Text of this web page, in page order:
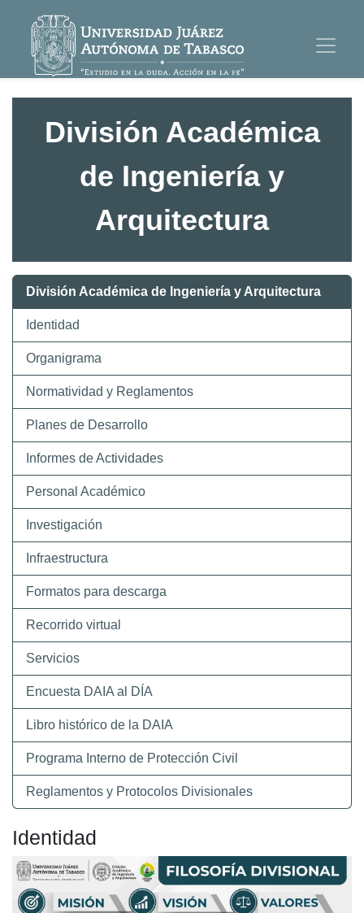
División Académica
de Ingeniería y
Arquitectura
División Académica de Ingeniería y Arquitectura
Identidad
Organigrama
Normatividad y Reglamentos
Planes de Desarrollo
Informes de Actividades
Personal Académico
Investigación
Infraestructura
Formatos para descarga
Recorrido virtual
Servicios
Encuesta DAIA al DÍA
Libro histórico de la DAIA
Programa Interno de Protección Civil
Reglamentos y Protocolos Divisionales
Identidad